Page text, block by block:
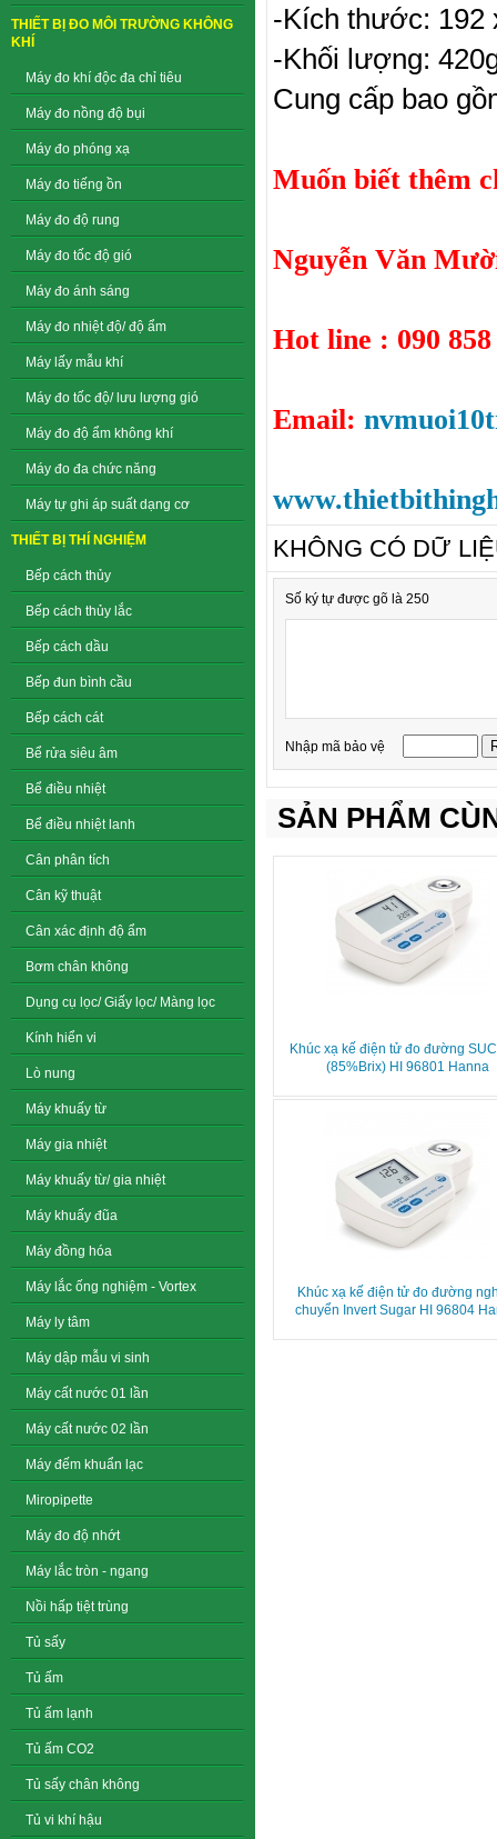
THIẾT BỊ ĐO MÔI TRƯỜNG KHÔNG
KHÍ
Máy đo khí độc đa chỉ tiêu
Máy đo nồng độ bụi
Máy đo phóng xạ
Máy đo tiếng ồn
Máy đo độ rung
Máy đo tốc độ gió
Máy đo ánh sáng
Máy đo nhiệt độ/ độ ẩm
Máy lấy mẫu khí
Máy đo tốc độ/ lưu lượng gió
Máy đo độ ẩm không khí
Máy đo đa chức năng
Máy tự ghi áp suất dạng cơ
THIẾT BỊ THÍ NGHIỆM
Bếp cách thủy
Bếp cách thủy lắc
Bếp cách dầu
Bếp đun bình cầu
Bếp cách cát
Bể rửa siêu âm
Bể điều nhiệt
Bể điều nhiệt lanh
Cân phân tích
Cân kỹ thuật
Cân xác định độ ẩm
Bơm chân không
Dụng cụ lọc/ Giấy lọc/ Màng lọc
Kính hiển vi
Lò nung
Máy khuấy từ
Máy gia nhiệt
Máy khuấy từ/ gia nhiệt
Máy khuấy đũa
Máy đồng hóa
Máy lắc ống nghiệm - Vortex
Máy ly tâm
Máy dập mẫu vi sinh
Máy cất nước 01 lần
Máy cất nước 02 lần
Máy đếm khuẩn lạc
Miropipette
Máy đo độ nhớt
Máy lắc tròn - ngang
Nồi hấp tiệt trùng
Tủ sấy
Tủ ấm
Tủ ấm lạnh
Tủ ấm CO2
Tủ sấy chân không
Tủ vi khí hậu
-Kích thước: 192
-Khối lượng:
Cung cấp bao
Muốn biết thêm
Nguyễn Văn
Hot line : 090 858
Email:
KHÔNG CÓ DỮ
Số ký tự được gõ là 250
Nhập mã bảo vệ
SẢN PHẨM
Khúc xạ kế điện tử đo đường
(85%Brix) HI 96801 Hanna
Khúc xạ kế điện tử đo đường
chuyển Invert Sugar HI 96804